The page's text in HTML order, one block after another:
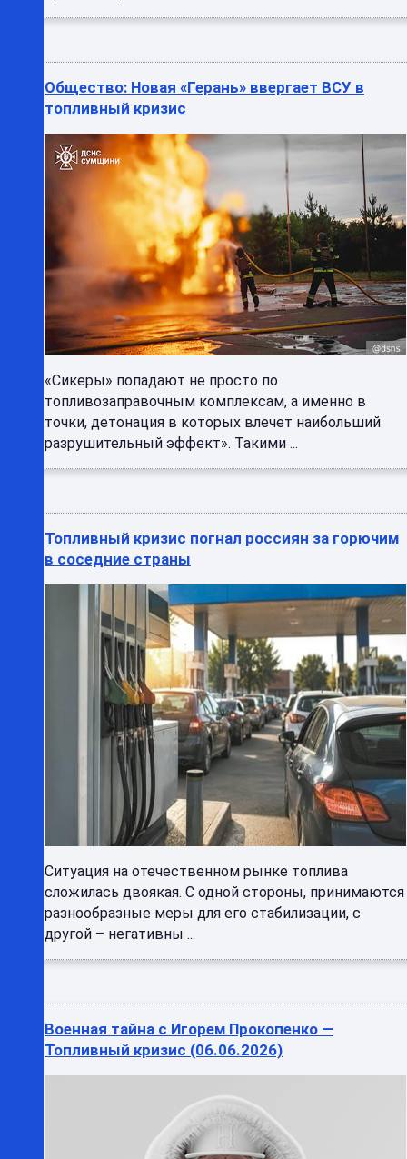
Общество: Новая «Герань» ввергает ВСУ в
топливный кризис
«Сикеры» попадают не просто по
топливозаправочным комплексам, а именно в
точки, детонация в которых влечет наибольший
разрушительный эффект». Такими ...
Топливный кризис погнал россиян за горючим
в соседние страны
Ситуация на отечественном рынке топлива
сложилась двоякая. С одной стороны, принимаются
разнообразные меры для его стабилизации, с
другой – негативны ...
Военная тайна с Игорем Прокопенко —
Топливный кризис (06.06.2026)